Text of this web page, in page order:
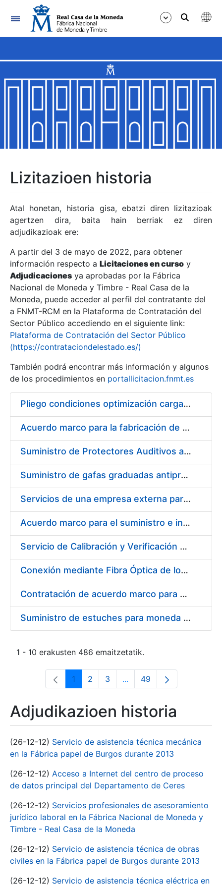
Nabigazioa
Erakutsi/Ezkutatu
Erakutsi/Ezkutatu
Erakutsi/Ezkutatu
Erakutsi/Ezkutatu
Erakutsi/Ezkutatu
Erakutsi/Ezkutatu
Erakutsi/Ezkutatu
Erakutsi/Ezkutatu
Lizitazioen historia
Atal honetan, historia gisa, ebatzi diren lizitazioak
agertzen dira, baita hain berriak ez diren
adjudikazioak ere:
A partir del 3 de mayo de 2022, para obtener
información respecto a Licitaciones en curso y
Adjudicaciones ya aprobadas por la Fábrica
Nacional de Moneda y Timbre - Real Casa de la
Moneda, puede acceder al perfil del contratante del
a FNMT-RCM en la Plataforma de Contratación del
Sector Público accediendo en el siguiente link:
Plataforma de Contratación del Sector Público
(https://contrataciondelestado.es/)
También podrá encontrar más información y algunos
de los procedimientos en portallicitacion.fnmt.es
Pliego condiciones optimización cargas compras firmado
Acuerdo marco para la fabricación de piezas
Suministro de Protectores Auditivos a medida para las personas trabajadoras de los Centros de Trabajo de Madrid y Burgos
Suministro de gafas graduadas antiproyecciones para los trabajadores de la FNMT-RCM en los centros de trabajo de Madrid y Burgos
Servicios de una empresa externa para el asesoramiento y resolución de los recursos de alzada que se presentan relacionados con procesos de selección para la FNMT-RCM
Acuerdo marco para el suministro e instalación de persianas, estores y otros complementos
Servicio de Calibración y Verificación Externa de los Equipos de Medición del Servicio de Prevención de la FNMT-RCM
Conexión mediante Fibra Óptica de los Centros de Proceso de Datos (CPDs) de las sedes de la FNMT-RCM de Burgos y Madrid
Contratación de acuerdo marco para el Suministro de Material de Electricidad para la Fábrica Nacional de Moneda y Timbre-Real Casa de la Moneda en su centro de trabajo de Burgos
Suministro de estuches para moneda de 30 €
1 - 10 erakusten 486 emaitzetatik.
Orrialdea
1 Orrialdea
2 Orrialdea
3 ...Intermediate Pages Use
Orrialdea
49
Adjudikazioen historia
(26-12-12) Servicio de asistencia técnica mecánica
en la Fábrica papel de Burgos durante 2013
(26-12-12) Acceso a Internet del centro de proceso
de datos principal del Departamento de Ceres
(26-12-12) Servicios profesionales de asesoramiento
jurídico laboral en la Fábrica Nacional de Moneda y
Timbre - Real Casa de la Moneda
(26-12-12) Servicio de asistencia técnica de obras
civiles en la Fábrica papel de Burgos durante 2013
(26-12-12) Servicio de asistencia técnica eléctrica en